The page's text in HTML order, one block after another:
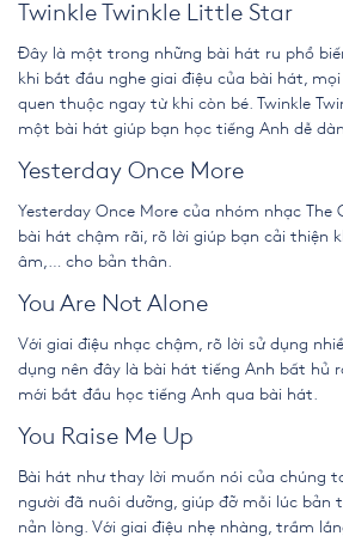
Twinkle Twinkle Little Star
Đây là một trong những bài hát ru phổ
khi bắt đầu nghe giai điệu của bài hát,
quen thuộc ngay từ khi còn bé. Twinkle
một bài hát giúp bạn học tiếng Anh dễ
Yesterday Once More
Yesterday Once More của nhóm nhạc The
bài hát chậm rãi, rõ lời giúp bạn cải thiện
âm,… cho bản thân.
You Are Not Alone
Với giai điệu nhạc chậm, rõ lời sử dụng
dụng nên đây là bài hát tiếng Anh bất hủ
mới bắt đầu học tiếng Anh qua bài hát.
You Raise Me Up
Bài hát như thay lời muốn nói của chúng
người đã nuôi dưỡng, giúp đỡ mỗi lúc bản
nản lòng. Với giai điệu nhẹ nhàng, trầm